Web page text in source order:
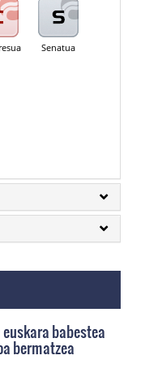
Senatua
euskara babestea
bermatzea